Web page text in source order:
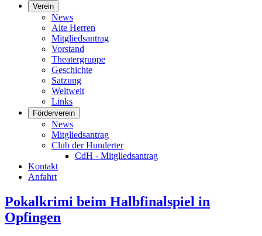
Verein
News
Alte Herren
Mitgliedsantrag
Vorstand
Theatergruppe
Geschichte
Satzung
Weltweit
Links
Förderverein
News
Mitgliedsantrag
Club der Hunderter
CdH - Mitgliedsantrag
Kontakt
Anfahrt
Pokalkrimi beim Halbfinalspiel in
Opfingen